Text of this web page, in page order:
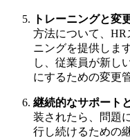
トレーニングと変
方法について、
ニングを提供しま
し、従業員が新し
にするための変更
継続的なサポート
装されたら、問題
行し続けるための